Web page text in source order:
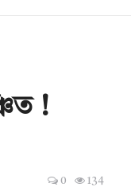
!
0 134